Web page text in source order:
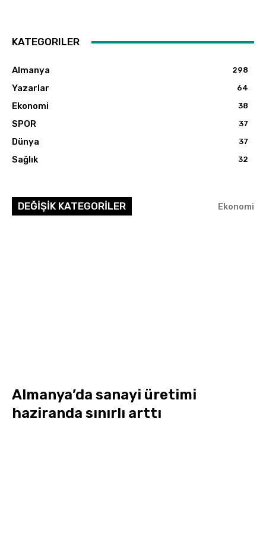
KATEGORILER
Almanya 298
Yazarlar 64
Ekonomi 38
SPOR 37
Dünya 37
Sağlık 32
DEĞİŞİK KATEGORİLER Ekonomi
Almanya’da sanayi üretimi
haziranda sınırlı arttı